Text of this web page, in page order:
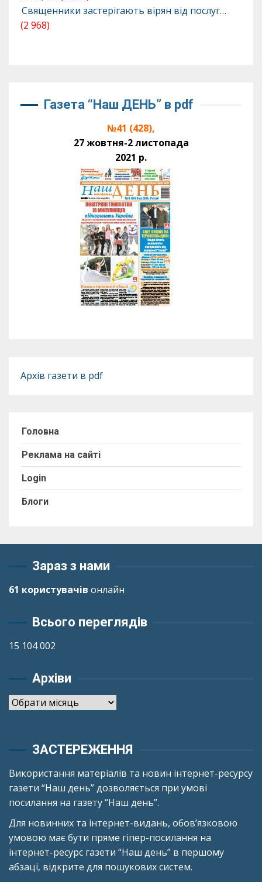
Священники застерігають вірян від послуг…
(2 968)
Газета “Наш ДЕНЬ” в pdf
№41 (428),
27 жовтня-2 листопада
2021 р.
Архів газети в pdf
Головна
Реклама на сайті
Login
Блоги
Зараз з нами
61 користувачів онлайн
Всього переглядів
15 104 002
Архіви
Архіви
ЗАСТЕРЕЖЕННЯ
Використання матеріалів та новин інтернет-ресурсу
газети “Наш день” дозволяється при умові
посилання на газету “Наш день”.
Для новинних та інтернет-видань, обов’язковою
умовою має бути пряме гіпер-посилання на
інтернет-ресурс газети “Наш день” в першому
абзаці, відкрите для пошукових систем.